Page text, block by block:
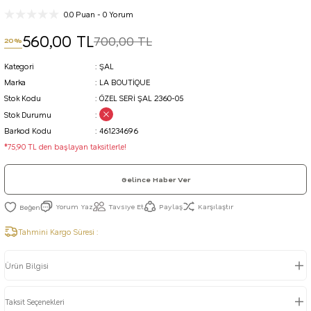
0.0 Puan - 0 Yorum
20%560,00 TL700,00 TL
Kategori
ŞAL
Marka
LA BOUTİQUE
Stok Kodu
ÖZEL SERİ ŞAL 2360-05
Stok Durumu
Barkod Kodu
461234696
*75,90 TL den başlayan taksitlerle!
Gelince Haber Ver
Yorum Yaz Tavsiye Et Paylaş Karşılaştır
Tahmini Kargo Süresi :
Ürün Bilgisi
Taksit Seçenekleri